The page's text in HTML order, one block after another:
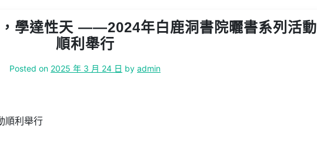
學達性天 ——2024年白鹿洞書院曬書系列活動
順利舉行
Posted on 2025 年 3 月 24 日 by admin
順利舉行